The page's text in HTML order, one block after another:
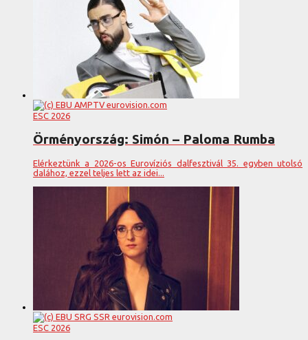
ESC 2026
Örményország: Simón – Paloma Rumba
Elérkeztünk a 2026-os Eurovíziós dalfesztivál 35. egyben utolsó
dalához, ezzel teljes lett az idei...
ESC 2026